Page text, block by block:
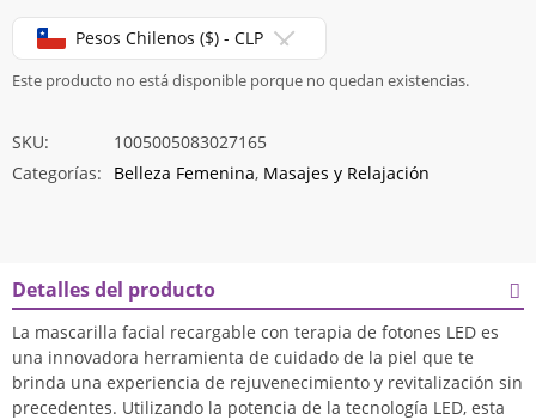
Pesos Chilenos ($) - CLP
Este producto no está disponible porque no quedan existencias.
SKU:
1005005083027165
Categorías:
Belleza Femenina, Masajes y Relajación
Detalles del producto
La mascarilla facial recargable con terapia de fotones LED es
una innovadora herramienta de cuidado de la piel que te
brinda una experiencia de rejuvenecimiento y revitalización sin
precedentes. Utilizando la potencia de la tecnología LED, esta